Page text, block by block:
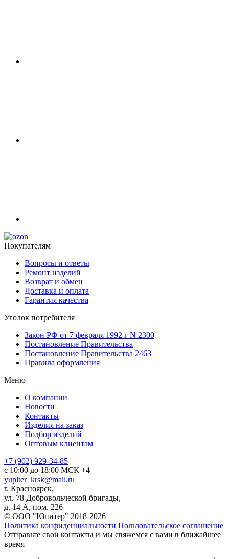
Покупателям
Вопросы и ответы
Ремонт изделий
Возврат и обмен
Доставка и оплата
Гарантия качества
Уголок потребителя
Закон РФ от 7 февраля 1992 г N 2300
Постановление Правительства
Постановление Правительства 2463
Правила оформления
Меню
О компании
Новости
Контакты
Изделия на заказ
Подбор изделий
Оптовым клиентам
+7 (902) 929-34-85
с 10:00 до 18:00 МСК +4
yupiter_krsk@mail.ru
г. Красноярск,
ул. 78 Добровольческой бригады,
д. 14 А, пом. 226
© ООО "Юпитер" 2018-2026
Политика конфиденциальности Пользовательское соглашение
Отправьте свои контакты и мы свяжемся с вами в ближайшее
время